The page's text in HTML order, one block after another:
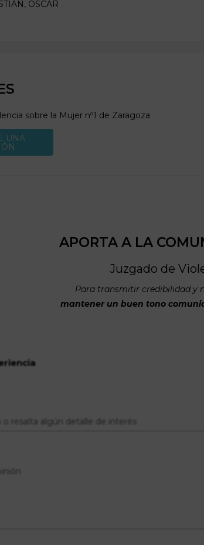
OSCAR
sobre la Mujer nº1 de Zaragoza
UNA
APORTA A LA
Juzgado de
Para transmitir credibilidad y
mantener un buen tono